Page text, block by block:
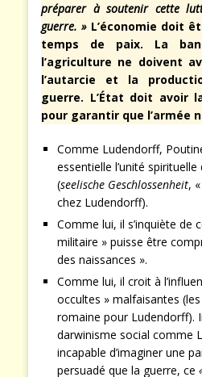
préparer à soutenir cette
guerre. » L’économie doit
temps de paix. La
l’agriculture ne doivent
l’autarcie et la
guerre. L’État doit avoir
pour garantir que l’armée
Comme Ludendorff,
essentielle l’unité spirituelle
(seelische Geschlossenheit,
chez Ludendorff).
Comme lui, il s’inquiète de
militaire » puisse être
des naissances ».
Comme lui, il croit à
occultes » malfaisantes (les
romaine pour Ludendorff).
darwinisme social comme
incapable d’imaginer une
persuadé que la guerre, ce